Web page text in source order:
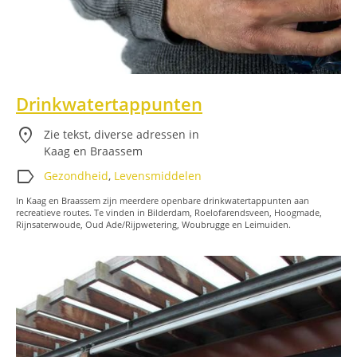
Drinkwatertappunten
location_on
Zie tekst, diverse adressen in
Kaag en Braassem
label Gezondheid, Levensmiddelen
In Kaag en Braassem zijn meerdere openbare drinkwatertappunten aan
recreatieve routes. Te vinden in Bilderdam, Roelofarendsveen, Hoogmade,
Rijnsaterwoude, Oud Ade/Rijpwetering, Woubrugge en Leimuiden.